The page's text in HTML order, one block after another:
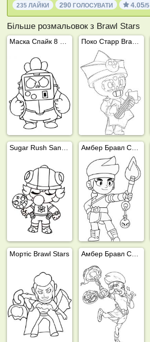
235 ЛАЙКИ 290 ГОЛОСУВАТИ 4.05/5
Більше розмальовок з Brawl Stars
Мортіс Brawl Stars